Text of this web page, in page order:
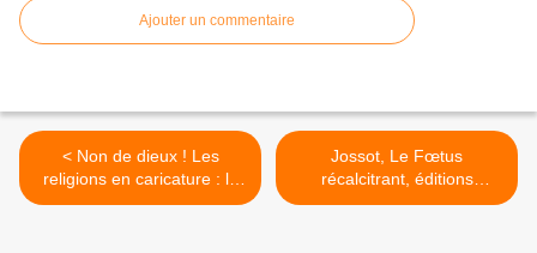
Ajouter un commentaire
< Non de dieux ! Les
religions en caricature : le
cadeau de noël pas très
Jossot, Le Fœtus
récalcitrant, éditions
Finitude, 2011, 128 p.